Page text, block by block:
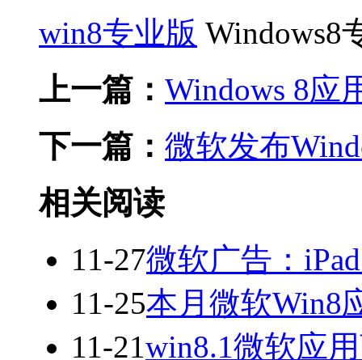
win8专业版 Windows8
上一篇： Windows 8应
下一篇： 微软发布
相关阅读
11-27微软广告：
11-25本月微软Win8
11-21win8.1微软应